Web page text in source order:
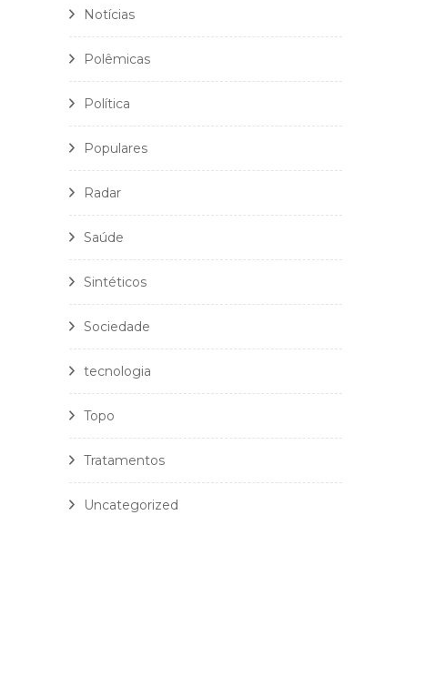
Notícias
Polêmicas
Política
Populares
Radar
Saúde
Sintéticos
Sociedade
tecnologia
Topo
Tratamentos
Uncategorized